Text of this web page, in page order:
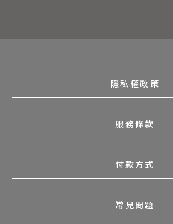
隱私權政策
服務條款
付款方式
常見問題